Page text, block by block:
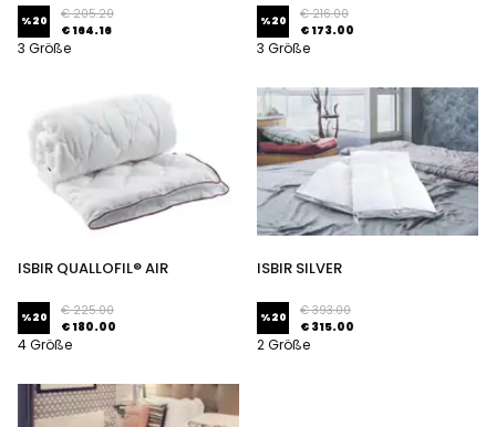
%20
€ 205.20
€ 164.16
3 Größe
%20
€ 216.00
€ 173.00
3 Größe
ISBIR QUALLOFIL® AIR
%20
€ 225.00
€ 180.00
4 Größe
ISBIR SILVER
%20
€ 393.00
€ 315.00
2 Größe